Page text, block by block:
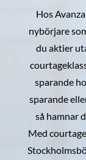
Hos
nybörjare
du aktier
sparande
sparande
så hamnar
Med